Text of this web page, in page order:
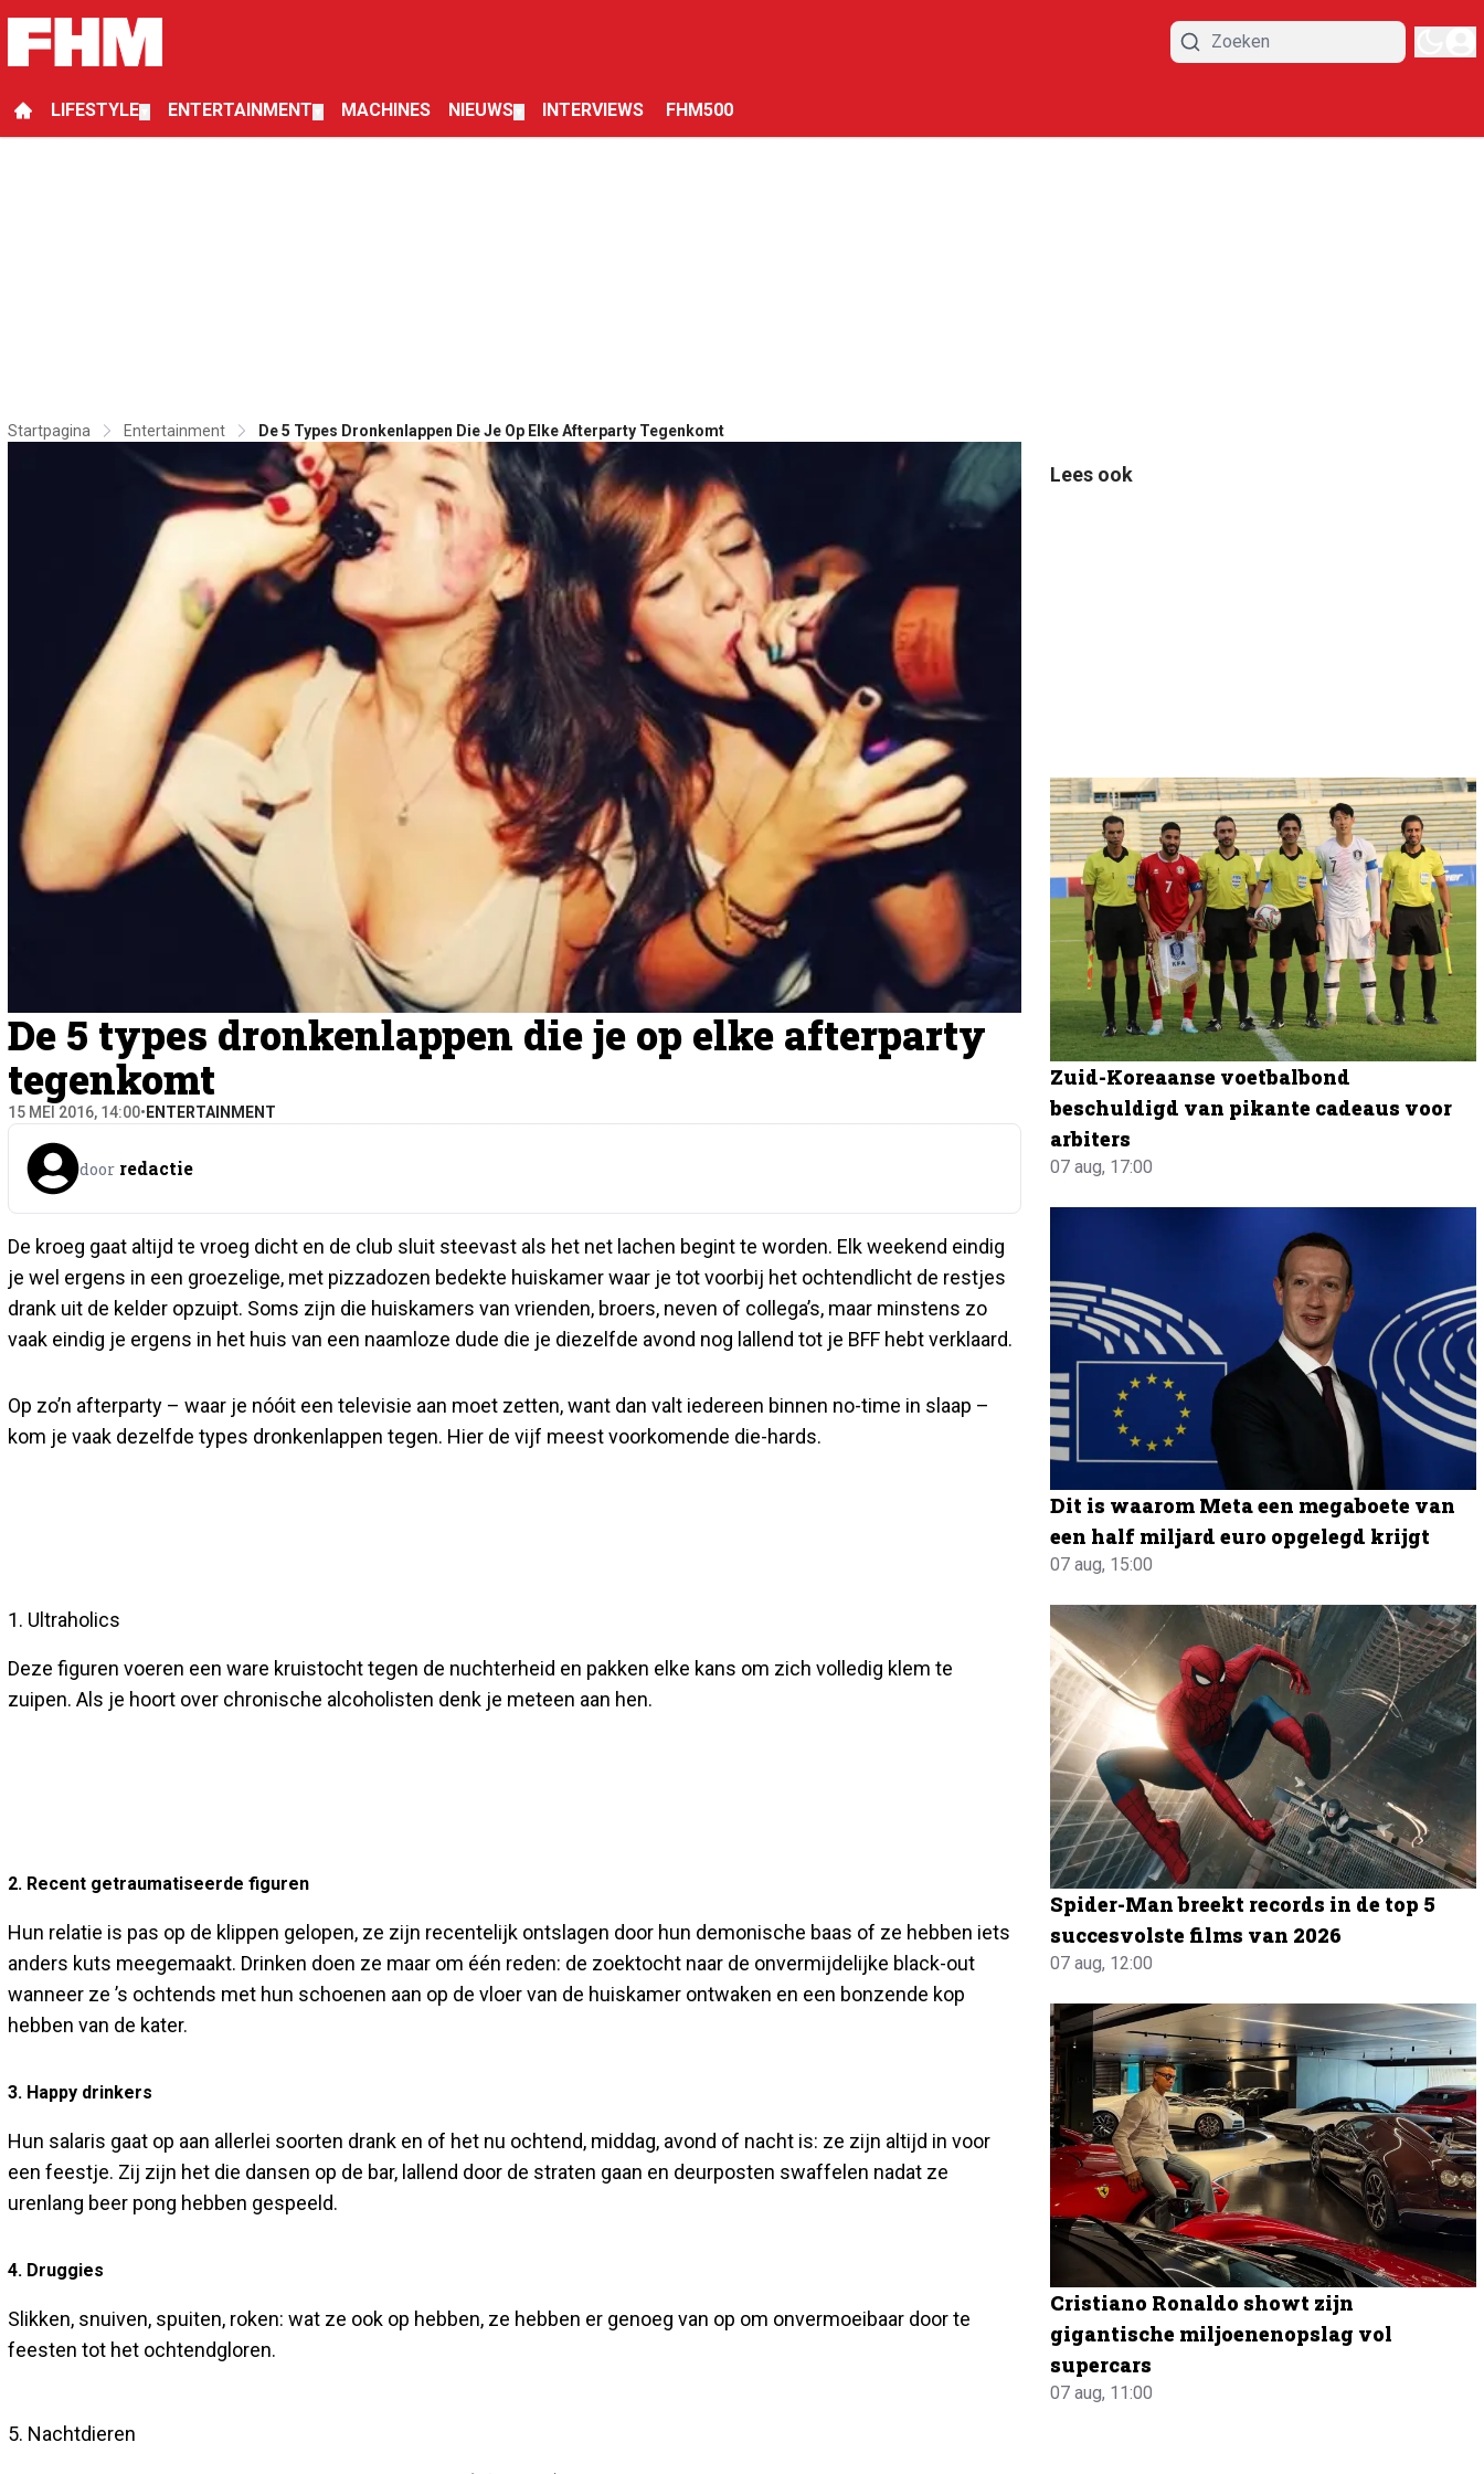
LIFESTYLE ENTERTAINMENT MACHINES NIEUWS INTERVIEWS FHM500
Startpagina Entertainment De 5 Types Dronkenlappen Die Je Op Elke Afterparty Tegenkomt
De 5 types dronkenlappen die je op elke afterparty
tegenkomt
15 MEI 2016, 14:00• ENTERTAINMENT
door redactie
De kroeg gaat altijd te vroeg dicht en de club sluit steevast als het net lachen begint te worden. Elk weekend eindig
je wel ergens in een groezelige, met pizzadozen bedekte huiskamer waar je tot voorbij het ochtendlicht de restjes
drank uit de kelder opzuipt. Soms zijn die huiskamers van vrienden, broers, neven of collega’s, maar minstens zo
vaak eindig je ergens in het huis van een naamloze dude die je diezelfde avond nog lallend tot je BFF hebt verklaard.
Op zo’n afterparty – waar je nóóit een televisie aan moet zetten, want dan valt iedereen binnen no-time in slaap –
kom je vaak dezelfde types dronkenlappen tegen. Hier de vijf meest voorkomende die-hards.
1. Ultraholics
Deze figuren voeren een ware kruistocht tegen de nuchterheid en pakken elke kans om zich volledig klem te
zuipen. Als je hoort over chronische alcoholisten denk je meteen aan hen.
2. Recent getraumatiseerde figuren
Hun relatie is pas op de klippen gelopen, ze zijn recentelijk ontslagen door hun demonische baas of ze hebben iets
anders kuts meegemaakt. Drinken doen ze maar om één reden: de zoektocht naar de onvermijdelijke black-out
wanneer ze ’s ochtends met hun schoenen aan op de vloer van de huiskamer ontwaken en een bonzende kop
hebben van de kater.
3. Happy drinkers
Hun salaris gaat op aan allerlei soorten drank en of het nu ochtend, middag, avond of nacht is: ze zijn altijd in voor
een feestje. Zij zijn het die dansen op de bar, lallend door de straten gaan en deurposten swaffelen nadat ze
urenlang beer pong hebben gespeeld.
4. Druggies
Slikken, snuiven, spuiten, roken: wat ze ook op hebben, ze hebben er genoeg van op om onvermoeibaar door te
feesten tot het ochtendgloren.
5. Nachtdieren
Lees ook
Zuid-Koreaanse voetbalbond
beschuldigd van pikante cadeaus voor
arbiters
07 aug, 17:00
Dit is waarom Meta een megaboete van
een half miljard euro opgelegd krijgt
07 aug, 15:00
Spider-Man breekt records in de top 5
succesvolste films van 2026
07 aug, 12:00
Cristiano Ronaldo showt zijn
gigantische miljoenenopslag vol
supercars
07 aug, 11:00